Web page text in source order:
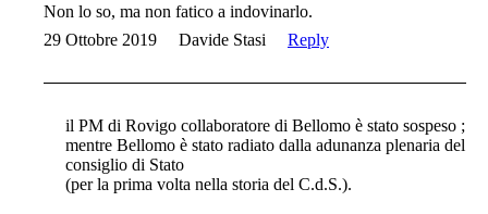
Non lo so, ma non fatico a indovinarlo.
29 Ottobre 2019
Davide Stasi Reply
il PM di Rovigo collaboratore di Bellomo è stato sospeso ;
mentre Bellomo è stato radiato dalla adunanza plenaria del
consiglio di Stato
(per la prima volta nella storia del C.d.S.).